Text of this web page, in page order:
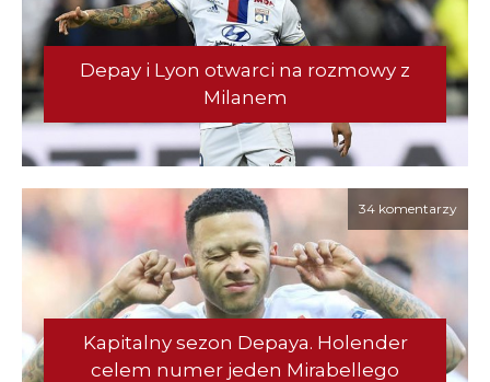
Depay i Lyon otwarci na rozmowy z
Milanem
34 komentarzy
Kapitalny sezon Depaya. Holender
celem numer jeden Mirabellego